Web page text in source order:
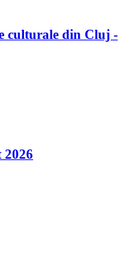
culturale din Cluj -
2026